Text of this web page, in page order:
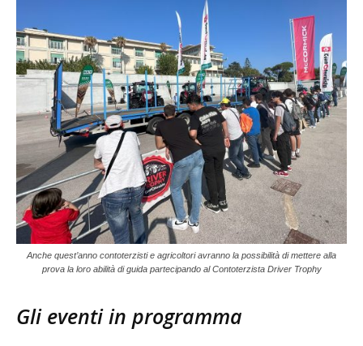
Anche quest’anno contoterzisti e agricoltori avranno la possibilità di mettere alla
prova la loro abilità di guida partecipando al Contoterzista Driver Trophy
Gli eventi in programma